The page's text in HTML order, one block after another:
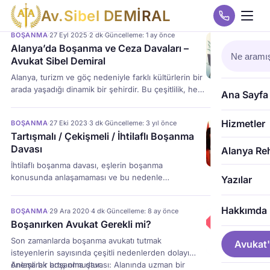
Av.Sibel DEMİRAL
Ana Sayfa
Hizmetler
Alanya
Yazılar
Hakkımda
BOŞANMA·27 Eyl 2025·2 dk·Güncelleme: 1 ay önce
Alanya’da Boşanma ve Ceza Davaları –
Avukat Sibel Demiral
Alanya, turizm ve göç nedeniyle farklı kültürlerin bir
arada yaşadığı dinamik bir şehirdir. Bu çeşitlilik, hem
getirir. Avukat Sibel Demiral, Alanya’da uzun yıllara
dayanan tecrübesiyle müvekkillerine profesyonel
hukuki destek sunmaktadır. Boşanma Davaları
Boşanma süreci, tarafların hayatında en hassas
dönemlerden biridir. Alanya’da […]
BOŞANMA·27 Eki 2023·3 dk·Güncelleme: 3 yıl önce
Tartışmalı / Çekişmeli / İhtilaflı Boşanma
Davası
İhtilaflı boşanma davası, eşlerin boşanma
konusunda anlaşamaması ve bu nedenle
taleplerde bulunabilirler. Örneğin, eşlerden biri
boşanmayı kabul ederken, diğeri boşanmak
istemeyebilir. Ya da eşler, boşanma konusunda
anlaşsalar bile, velayet, nafaka, mal paylaşımı gibi
konularda farklı taleplerde bulunabilirler. İhtilaflı
BOŞANMA·29 Ara 2020·4 dk·Güncelleme: 8 ay önce
Boşanırken Avukat Gerekli mi?
Son zamanlarda boşanma avukatı tutmak
isteyenlerin sayısında çeşitli nedenlerden dolayı
önemli bir artış olmuştur.
Anlaşarak boşanma davası: Alanında uzman bir